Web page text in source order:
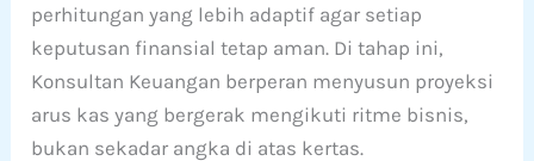
perhitungan yang lebih adaptif agar setiap
keputusan finansial tetap aman. Di tahap ini,
Konsultan Keuangan berperan menyusun proyeksi
arus kas yang bergerak mengikuti ritme bisnis,
bukan sekadar angka di atas kertas.